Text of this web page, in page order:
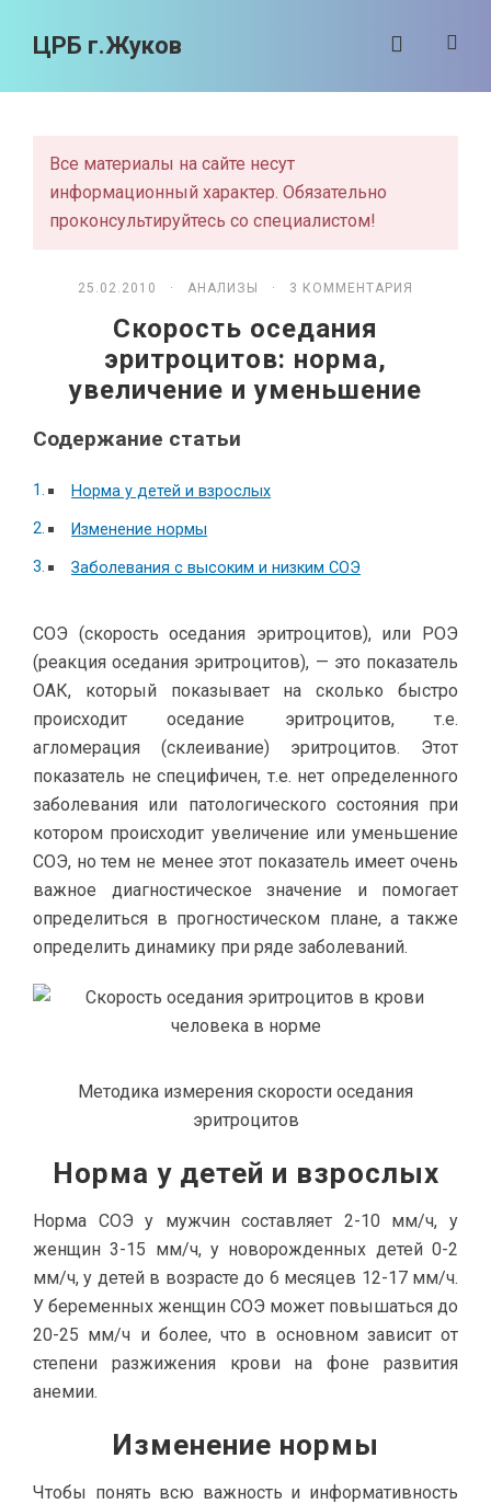
ЦРБ г.Жуков
Все материалы на сайте несут
информационный характер. Обязательно
проконсультируйтесь со специалистом!
25.02.2010 · АНАЛИЗЫ · 3 КОММЕНТАРИЯ
Скорость оседания
эритроцитов: норма,
увеличение и уменьшение
Содержание статьи
Норма у детей и взрослых
Изменение нормы
Заболевания с высоким и низким СОЭ
СОЭ (скорость оседания эритроцитов), или РОЭ
(реакция оседания эритроцитов), — это показатель
ОАК, который показывает на сколько быстро
происходит оседание эритроцитов, т.е.
агломерация (склеивание) эритроцитов. Этот
показатель не специфичен, т.е. нет определенного
заболевания или патологического состояния при
котором происходит увеличение или уменьшение
СОЭ, но тем не менее этот показатель имеет очень
важное диагностическое значение и помогает
определиться в прогностическом плане, а также
определить динамику при ряде заболеваний.
Методика измерения скорости оседания
эритроцитов
Норма у детей и взрослых
Норма СОЭ у мужчин составляет 2-10 мм/ч, у
женщин 3-15 мм/ч, у новорожденных детей 0-2
мм/ч, у детей в возрасте до 6 месяцев 12-17 мм/ч.
У беременных женщин СОЭ может повышаться до
20-25 мм/ч и более, что в основном зависит от
степени разжижения крови на фоне развития
анемии.
Изменение нормы
Чтобы понять всю важность и информативность